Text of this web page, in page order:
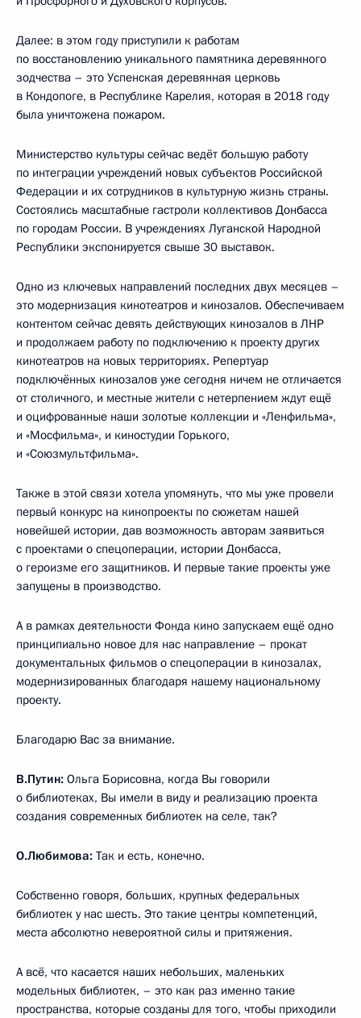
Далее: в этом году приступили к работам
по восстановлению уникального памятника деревянного
зодчества – это Успенская деревянная церковь
в Кондопоге, в Республике Карелия, которая в 2018 году
была уничтожена пожаром.
Министерство культуры сейчас ведёт большую работу
по интеграции учреждений новых субъектов Российской
Федерации и их сотрудников в культурную жизнь страны.
Состоялись масштабные гастроли коллективов Донбасса
по городам России. В учреждениях Луганской Народной
Республики экспонируется свыше 30 выставок.
Одно из ключевых направлений последних двух месяцев –
это модернизация кинотеатров и кинозалов. Обеспечиваем
контентом сейчас девять действующих кинозалов в ЛНР
и продолжаем работу по подключению к проекту других
кинотеатров на новых территориях. Репертуар
подключённых кинозалов уже сегодня ничем не отличается
от столичного, и местные жители с нетерпением ждут ещё
и оцифрованные наши золотые коллекции и «Ленфильма»,
и «Мосфильма», и киностудии Горького,
и «Союзмультфильма».
Также в этой связи хотела упомянуть, что мы уже провели
первый конкурс на кинопроекты по сюжетам нашей
новейшей истории, дав возможность авторам заявиться
с проектами о спецоперации, истории Донбасса,
о героизме его защитников. И первые такие проекты уже
запущены в производство.
А в рамках деятельности Фонда кино запускаем ещё одно
принципиально новое для нас направление – прокат
документальных фильмов о спецоперации в кинозалах,
модернизированных благодаря нашему национальному
проекту.
Благодарю Вас за внимание.
В.Путин: Ольга Борисовна, когда Вы говорили
о библиотеках, Вы имели в виду и реализацию проекта
создания современных библиотек на селе, так?
О.Любимова: Так и есть, конечно.
Собственно говоря, больших, крупных федеральных
библиотек у нас шесть. Это такие центры компетенций,
места абсолютно невероятной силы и притяжения.
А всё, что касается наших небольших, маленьких
модельных библиотек, – это как раз именно такие
пространства, которые созданы для того, чтобы приходили